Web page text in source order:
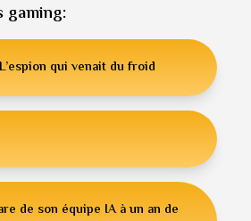
gaming:
qui venait du froid
de son équipe IA à un an de